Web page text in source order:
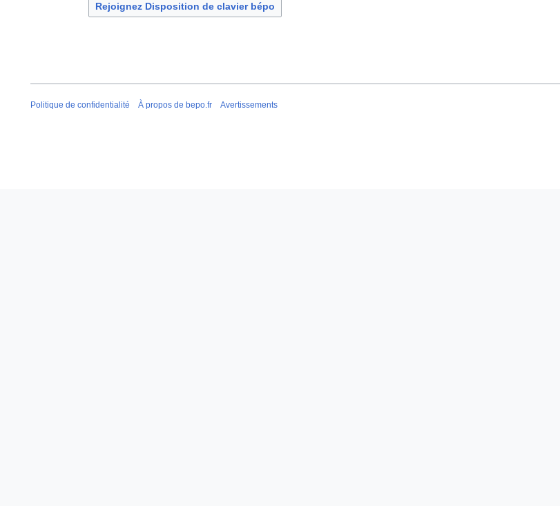
Rejoignez Disposition de clavier bépo
Politique de confidentialité À propos de bepo.fr Avertissements